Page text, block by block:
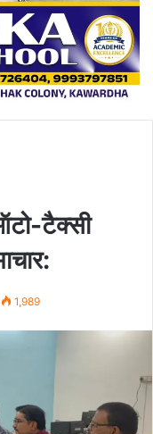
टैक्सी
1,989